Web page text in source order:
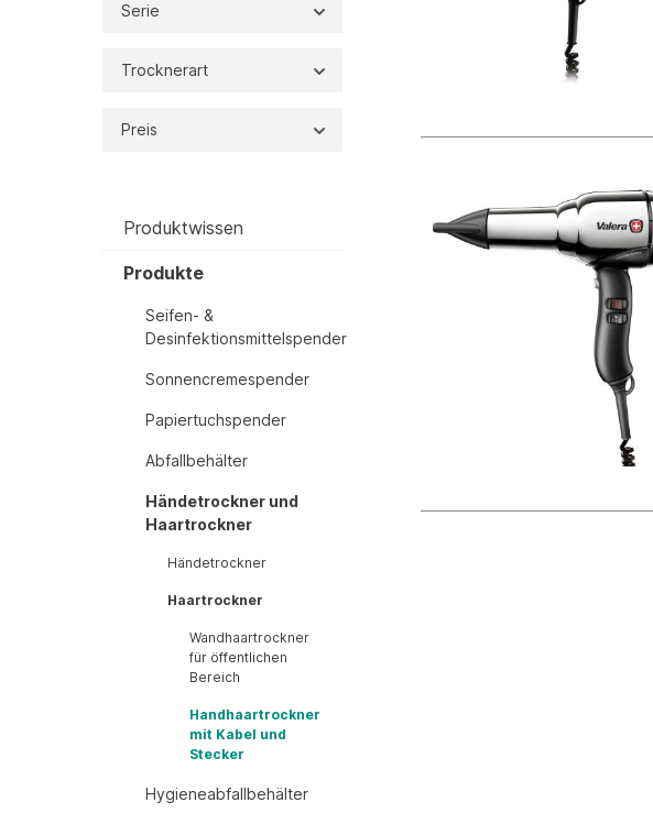
Serie
Trocknerart
Preis
Produktwissen
Produkte
Seifen- &
Desinfektionsmittelspender
Sonnencremespender
Papiertuchspender
Abfallbehälter
Händetrockner und
Haartrockner
Händetrockner
Haartrockner
Wandhaartrockner
für öffentlichen
Bereich
Handhaartrockner
mit Kabel und
Stecker
Hygieneabfallbehälter